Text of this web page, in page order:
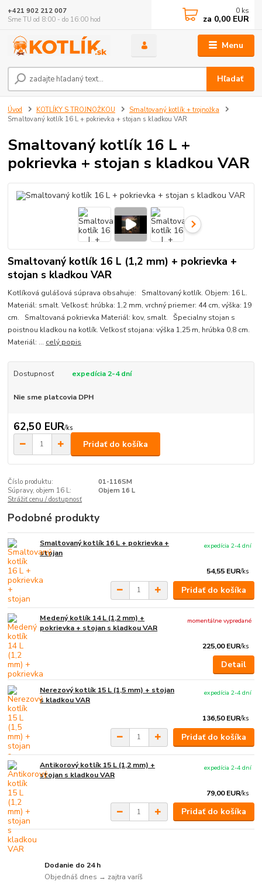
Menu
Hľadať
+421 902 212 007
Sme TU od 8:00 - do 16:00 hod
0 ks
za 0,00 EUR
Úvod KOTLÍKY S TROJNOŽKOU
Smaltovaný kotlík + trojnožka
Smaltovaný kotlík 16 L + pokrievka + stojan s kladkou VAR
Smaltovaný kotlík 16 L +
pokrievka + stojan s kladkou VAR
Smaltovaný kotlík 16 L (1,2 mm) + pokrievka +
stojan s kladkou VAR
Kotlíková gulášová súprava obsahuje: Smaltovaný kotlík. Objem: 16 L.
Materiál: smalt. Veľkosť: hrúbka: 1,2 mm, vrchný priemer: 44 cm, výška: 19
cm. Smaltovaná pokrievka Materiál: kov, smalt. Špecialny stojan s
poistnou kladkou na kotlík. Veľkosť stojana: výška 1,25 m, hrúbka 0,8 cm.
Materiál: ... celý popis
Dostupnosť expedícia 2-4 dní
Nie sme platcovia DPH
62,50 EUR/ks
Pridať do košíka
Číslo produktu:
01-116SM
Súpravy, objem 16 L:
Objem 16 L
Strážiť cenu / dostupnosť
Podobné produkty
Smaltovaný kotlík 16 L + pokrievka +
stojan
54,55 EUR/ks
expedícia 2-4 dní
Pridať do košíka
Medený kotlík 14 L (1,2 mm) +
pokrievka + stojan s kladkou VAR
225,00 EUR/ks
momentálne vypredané
Detail
Nerezový kotlík 15 L (1,5 mm) + stojan
s kladkou VAR
136,50 EUR/ks
expedícia 2-4 dní
Pridať do košíka
Antikorový kotlík 15 L (1,2 mm) +
stojan s kladkou VAR
79,00 EUR/ks
expedícia 2-4 dní
Pridať do košíka
Dodanie do 24 h
Objednáš dnes → zajtra varíš